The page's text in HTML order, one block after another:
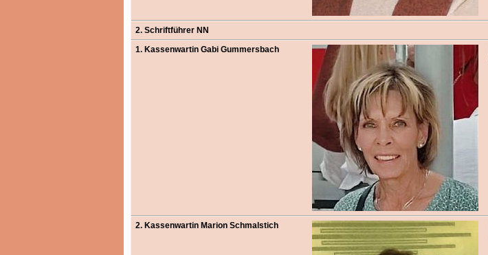
2. Schriftführer NN
1. Kassenwartin Gabi Gummersbach
2. Kassenwartin Marion Schmalstich